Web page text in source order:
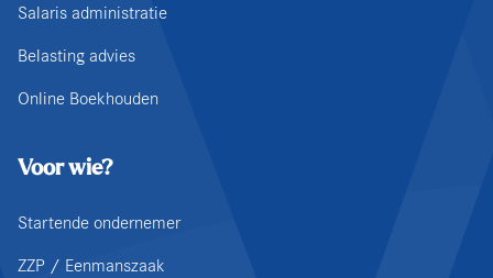
Salaris administratie
Belasting advies
Online Boekhouden
Voor wie?
Startende ondernemer
ZZP / Eenmanszaak